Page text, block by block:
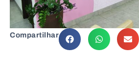
Compartilhar